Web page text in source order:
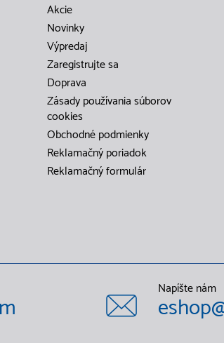
Akcie
Novinky
Výpredaj
Zaregistrujte sa
Doprava
Zásady používania súborov
cookies
Obchodné podmienky
Reklamačný poriadok
Reklamačný formulár
Napíšte nám